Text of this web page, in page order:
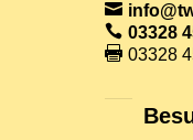
03328
03328